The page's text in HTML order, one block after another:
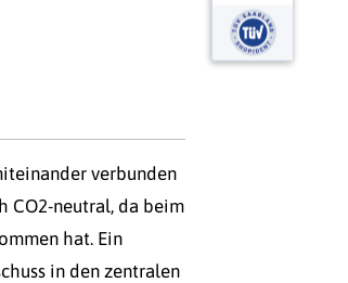
verbunden
CO2-neutral, da beim
hat. Ein
in den zentralen